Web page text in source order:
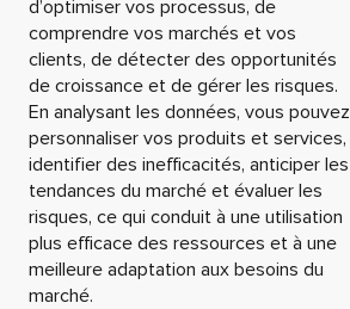
d’optimiser vos processus, de
comprendre vos marchés et vos
clients, de détecter des opportunités
de croissance et de gérer les risques.
En analysant les données, vous pouvez
personnaliser vos produits et services,
identifier des inefficacités, anticiper les
tendances du marché et évaluer les
risques, ce qui conduit à une utilisation
plus efficace des ressources et à une
meilleure adaptation aux besoins du
marché.